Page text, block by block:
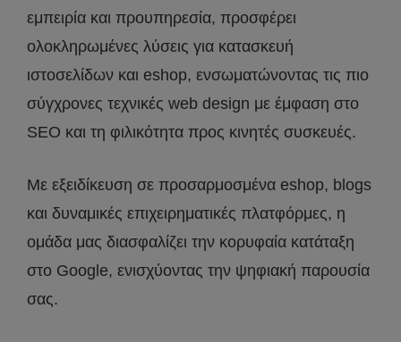
εμπειρία και προυπηρεσία, προσφέρει
ολοκληρωμένες λύσεις για κατασκευή
ιστοσελίδων και eshop, ενσωματώνοντας τις πιο
σύγχρονες τεχνικές web design με έμφαση στο
SEO και τη φιλικότητα προς κινητές συσκευές.
Με εξειδίκευση σε προσαρμοσμένα eshop, blogs
και δυναμικές επιχειρηματικές πλατφόρμες, η
ομάδα μας διασφαλίζει την κορυφαία κατάταξη
στο Google, ενισχύοντας την ψηφιακή παρουσία
σας.